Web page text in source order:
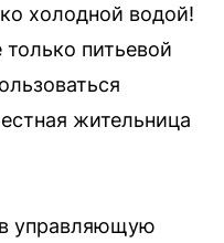
холодной водой!
питьевой
жительница
управляющую